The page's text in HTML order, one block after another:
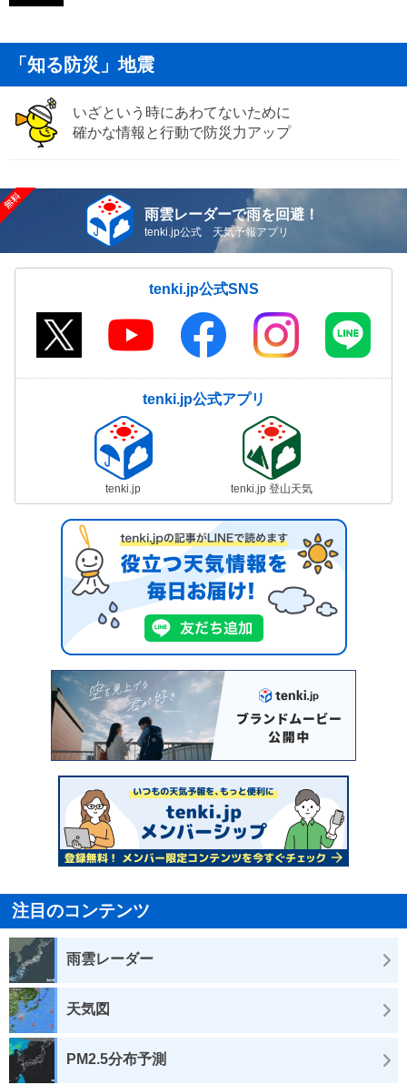
「知る防災」地震
いざという時にあわてないために
確かな情報と行動で防災力アップ
雨雲レーダーで雨を回避！
tenki.jp公式 天気予報アプリ
tenki.jp公式SNS
tenki.jp公式アプリ
tenki.jp tenki.jp 登山天気
注目のコンテンツ
雨雲レーダー
天気図
PM2.5分布予測